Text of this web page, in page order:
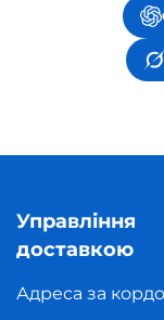
Управління
доставкою
Адреса за